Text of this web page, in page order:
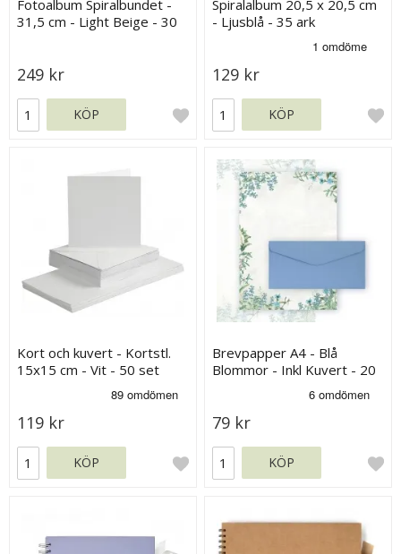
Fotoalbum Spiralbundet -
31,5 cm - Light Beige - 30
249 kr
KÖP
Spiralalbum 20,5 x 20,5 cm
- Ljusblå - 35 ark
129 kr
KÖP
Kort och kuvert - Kortstl.
15x15 cm - Vit - 50 set
119 kr
KÖP
Brevpapper A4 - Blå
Blommor - Inkl Kuvert - 20
79 kr
KÖP